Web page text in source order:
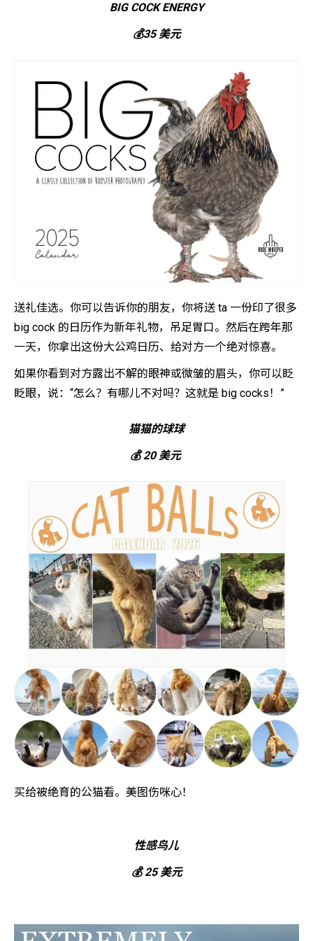
BIG COCK ENERGY
💰35 美元
送礼佳选。你可以告诉你的朋友，你将送 ta 一份印了很多
big cock 的日历作为新年礼物，吊足胃口。然后在跨年那
一天，你拿出这份大公鸡日历、给对方一个绝对惊喜。
如果你看到对方露出不解的眼神或微皱的眉头，你可以眨
眨眼，说：“怎么？有哪儿不对吗？这就是 big cocks！”
猫猫的球球
💰 20 美元
买给被绝育的公猫看。美图伤咪心！
性感鸟儿
💰 25 美元